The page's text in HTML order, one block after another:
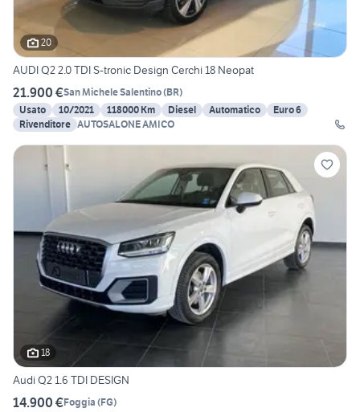
20
AUDI Q2 2.0 TDI S-tronic Design Cerchi 18 Neopat
21.900 €San Michele Salentino(BR)
Usato
10/2021 118000 Km Diesel Automatico
Euro 6
Rivenditore AUTOSALONE AMICO
18
Audi Q2 1.6 TDI DESIGN
14.900 €Foggia (FG)